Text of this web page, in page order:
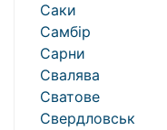
Саки
Самбір
Сарни
Свалява
Сватове
Свердловськ